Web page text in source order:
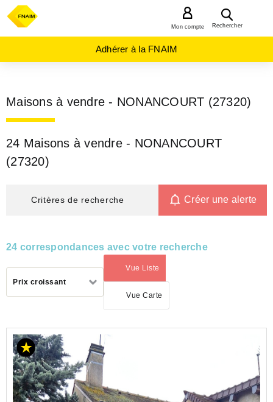
Rechercher
Mon compte
Adhérer à la FNAIM
Maisons à vendre - NONANCOURT (27320)
24 Maisons à vendre - NONANCOURT
(27320)
Critères de recherche Créer une alerte
24 correspondances avec votre recherche
Prix croissant
Vue Liste
(activé)
Vue Carte
ACHAT
MAISON
NORMANDIE
EURE
(27)